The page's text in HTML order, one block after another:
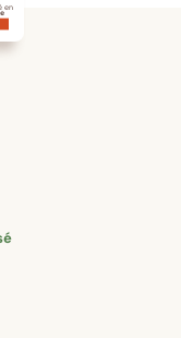
en